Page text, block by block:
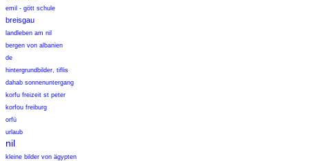
emil - gött schule
breisgau
landleben am nil
bergen von albanien
de
hintergrundbilder, tiflis
dahab sonnenuntergang
korfu freizeit st peter
korfou freiburg
orfü
urlaub
nil
kleine bilder von ägypten